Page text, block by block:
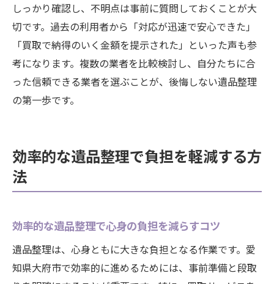
しっかり確認し、不明点は事前に質問しておくことが大
切です。過去の利用者から「対応が迅速で安心できた」
「買取で納得のいく金額を提示された」といった声も参
考になります。複数の業者を比較検討し、自分たちに合
った信頼できる業者を選ぶことが、後悔しない遺品整理
の第一歩です。
効率的な遺品整理で負担を軽減する方
法
効率的な遺品整理で心身の負担を減らすコツ
遺品整理は、心身ともに大きな負担となる作業です。愛
知県大府市で効率的に進めるためには、事前準備と段取